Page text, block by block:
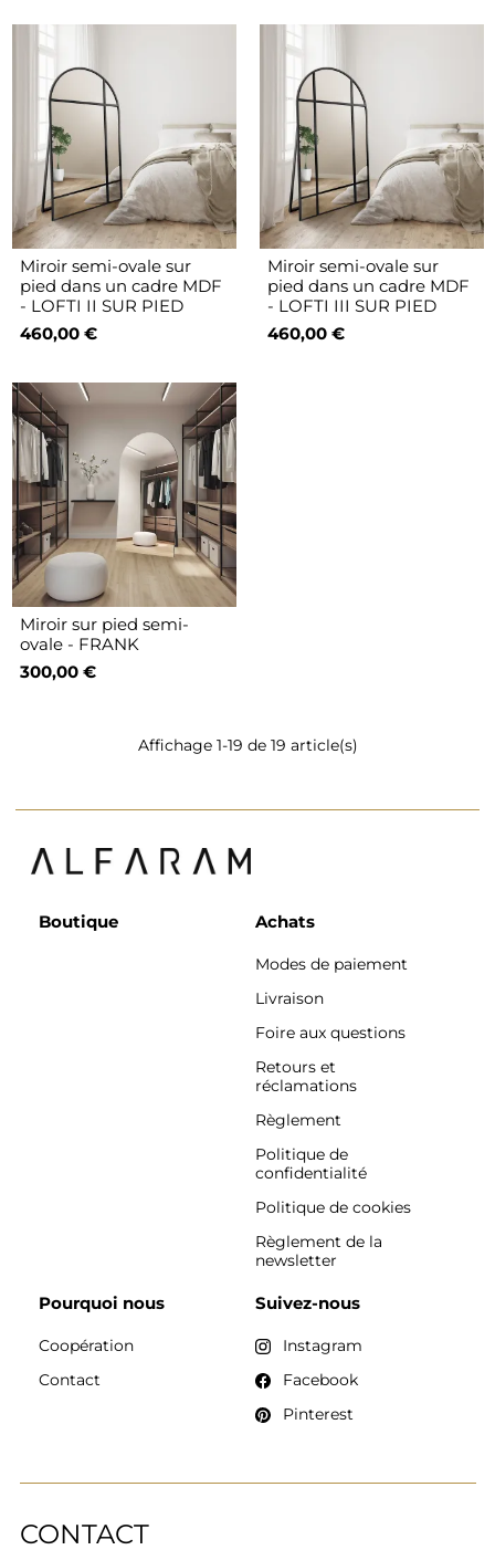
Miroir semi-ovale sur
pied dans un cadre MDF
- LOFTI II SUR PIED
460,00 €
Miroir semi-ovale sur
pied dans un cadre MDF
- LOFTI III SUR PIED
460,00 €
Miroir sur pied semi-
ovale - FRANK
300,00 €
Affichage 1-19 de 19 article(s)
CONTACT
Boutique Achats
Modes de paiement
Livraison
Foire aux questions
Retours et
réclamations
Règlement
Politique de
confidentialité
Politique de cookies
Règlement de la
newsletter
Pourquoi nous
Coopération
Contact
Suivez-nous
Instagram
Facebook
Pinterest